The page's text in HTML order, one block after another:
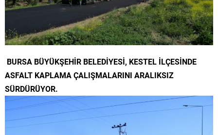
BURSA BÜYÜKŞEHİR BELEDİYESİ, KESTEL İLÇESİNDE
ASFALT KAPLAMA ÇALIŞMALARINI ARALIKSIZ
SÜRDÜRÜYOR.